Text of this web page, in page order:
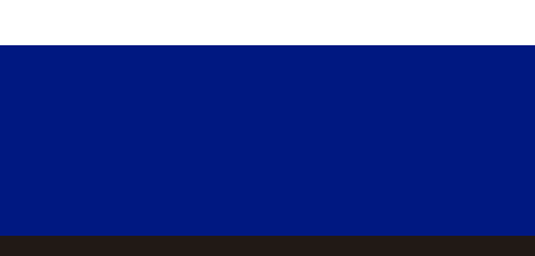
Tras dos meses de investigación, la División Drogas